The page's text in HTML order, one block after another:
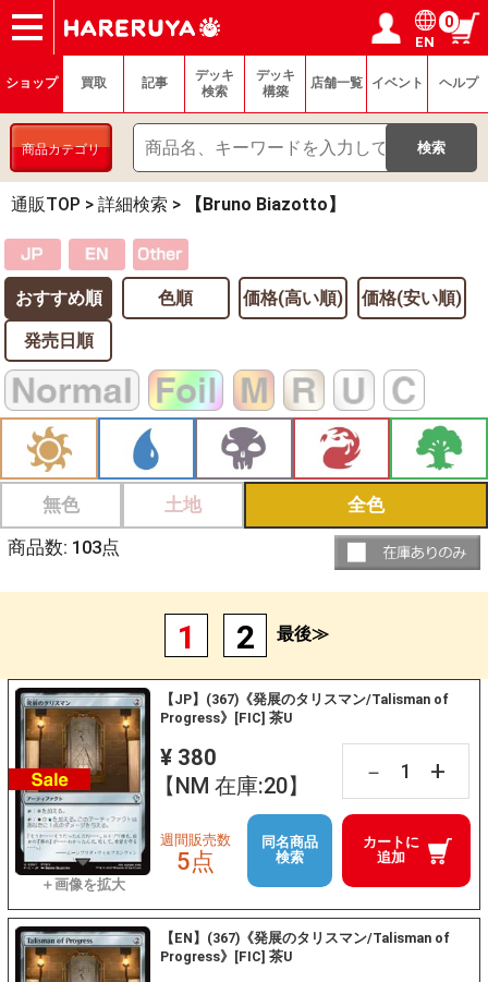
ショップ
買取
記事
デッキ検索
デッキ構築
選手一覧
店舗一覧
イベント
ヘルプ
お問い合わせ ログイン／会員登録
マイページ
EN
0
ショップ 買取 記事
デッキ
検索
デッキ
構築
店舗一覧 イベント ヘルプ
商品カテゴリ
通販TOP > 詳細検索 > 【Bruno Biazotto】
おすすめ順 色順 価格(高い順) 価格(安い順)
発売日順
無色 土地 全色
商品数: 103点
1 2 最後≫
【JP】(367)《発展のタリスマン/Talisman of
Progress》[FIC] 茶U
¥ 380
【NM 在庫:20】
－ +
カートに
追加
週間販売数
5点
同名商品
検索
【EN】(367)《発展のタリスマン/Talisman of
Progress》[FIC] 茶U